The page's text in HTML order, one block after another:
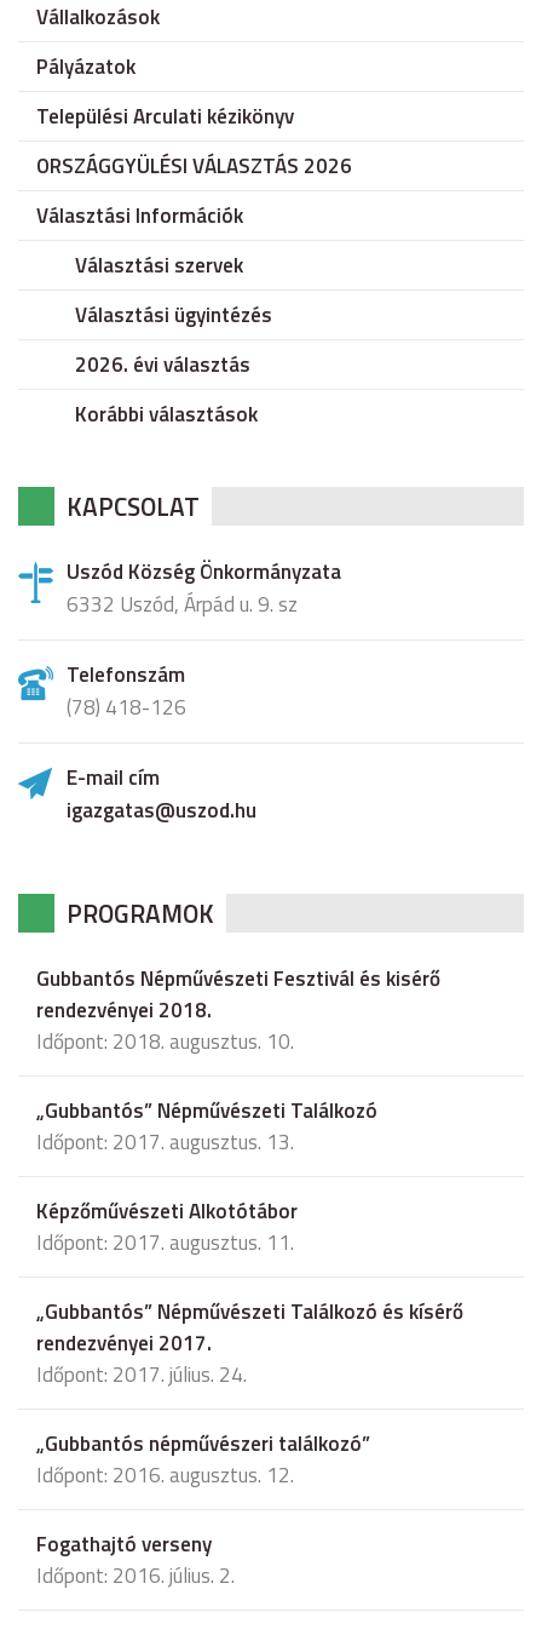
Vállalkozások
Pályázatok
Települési Arculati kézikönyv
ORSZÁGGYÜLÉSI VÁLASZTÁS 2026
Választási Információk
Választási szervek
Választási ügyintézés
2026. évi választás
Korábbi választások
KAPCSOLAT
Uszód Község Önkormányzata
6332 Uszód, Árpád u. 9. sz
Telefonszám
(78) 418-126
E-mail cím
igazgatas@uszod.hu
PROGRAMOK
Gubbantós Népművészeti Fesztivál és kisérő
rendezvényei 2018.
Időpont: 2018. augusztus. 10.
„Gubbantós” Népművészeti Találkozó
Időpont: 2017. augusztus. 13.
Képzőművészeti Alkotótábor
Időpont: 2017. augusztus. 11.
„Gubbantós” Népművészeti Találkozó és kísérő
rendezvényei 2017.
Időpont: 2017. július. 24.
„Gubbantós népművészeri találkozó”
Időpont: 2016. augusztus. 12.
Fogathajtó verseny
Időpont: 2016. július. 2.